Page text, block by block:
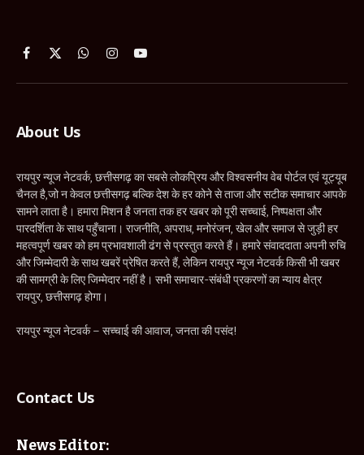
Facebook
X
WhatsApp
InstagramYouTube
About Us
रायपुर न्यूज नेटवर्क, छत्तीसगढ़ का सबसे लोकप्रिय और विश्वसनीय वेब पोर्टल एवं यूट्यूब
चैनल है,जो न केवल छत्तीसगढ़ बल्कि देश के हर कोने से ताजा और सटीक समाचार आपके
सामने लाता है। हमारा मिशन है जनता तक हर खबर को पूरी सच्चाई, निष्पक्षता और
पारदर्शिता के साथ पहुँचाना। राजनीति, अपराध, मनोरंजन, खेल और समाज से जुड़ी हर
महत्वपूर्ण खबर को हम प्रभावशाली ढंग से प्रस्तुत करते हैं। हमारे संवाददाता अपनी रुचि
और जिम्मेदारी के साथ खबरें प्रेषित करते हैं, लेकिन रायपुर न्यूज नेटवर्क किसी भी खबर
की सामग्री के लिए जिम्मेदार नहीं है। सभी समाचार-संबंधी प्रकरणों का न्याय क्षेत्र
रायपुर, छत्तीसगढ़ होगा।
रायपुर न्यूज नेटवर्क – सच्चाई की आवाज, जनता की पसंद!
Contact Us
News Editor: